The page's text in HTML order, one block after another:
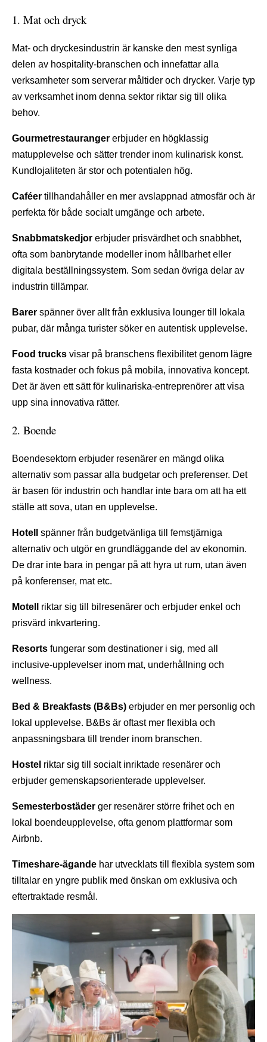
1. Mat och dryck
Mat- och dryckesindustrin är kanske den mest synliga
delen av hospitality-branschen och innefattar alla
verksamheter som serverar måltider och drycker. Varje typ
av verksamhet inom denna sektor riktar sig till olika
behov.
Gourmetrestauranger erbjuder en högklassig
matupplevelse och sätter trender inom kulinarisk konst.
Kundlojaliteten är stor och potentialen hög.
Caféer tillhandahåller en mer avslappnad atmosfär och är
perfekta för både socialt umgänge och arbete.
Snabbmatskedjor erbjuder prisvärdhet och snabbhet,
ofta som banbrytande modeller inom hållbarhet eller
digitala beställningssystem. Som sedan övriga delar av
industrin tillämpar.
Barer spänner över allt från exklusiva lounger till lokala
pubar, där många turister söker en autentisk upplevelse.
Food trucks visar på branschens flexibilitet genom lägre
fasta kostnader och fokus på mobila, innovativa koncept.
Det är även ett sätt för kulinariska-entreprenörer att visa
upp sina innovativa rätter.
2. Boende
Boendesektorn erbjuder resenärer en mängd olika
alternativ som passar alla budgetar och preferenser. Det
är basen för industrin och handlar inte bara om att ha ett
ställe att sova, utan en upplevelse.
Hotell
spänner från budgetvänliga till femstjärniga
alternativ och utgör en grundläggande del av ekonomin.
De drar inte bara in pengar på att hyra ut rum, utan även
på konferenser, mat etc.
Motell
riktar sig till bilresenärer och erbjuder enkel och
prisvärd inkvartering.
Resorts fungerar som destinationer i sig, med all
inclusive-upplevelser inom mat, underhållning och
wellness.
Bed & Breakfasts (B&Bs) erbjuder en mer personlig och
lokal upplevelse. B&Bs är oftast mer flexibla och
anpassningsbara till trender inom branschen.
Hostel riktar sig till socialt inriktade resenärer och
erbjuder gemenskapsorienterade upplevelser.
Semesterbostäder ger resenärer större frihet och en
lokal boendeupplevelse, ofta genom plattformar som
Airbnb.
Timeshare-ägande har utvecklats till flexibla system som
tilltalar en yngre publik med önskan om exklusiva och
eftertraktade resmål.